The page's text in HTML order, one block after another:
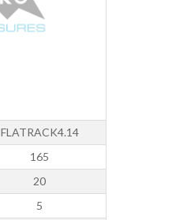
FLATRACK4.14
165
20
5